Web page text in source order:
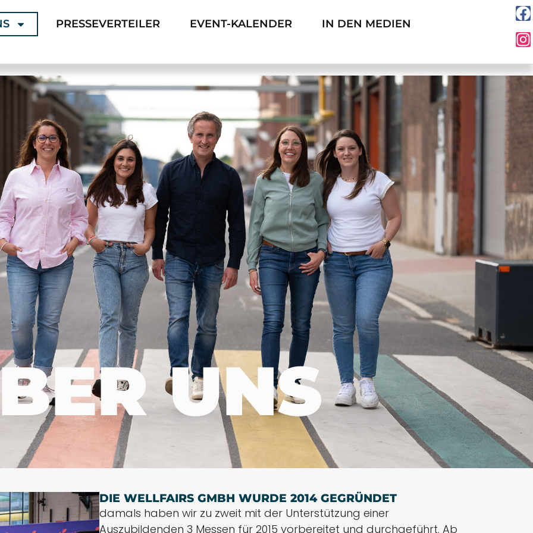
PRESSEVERTEILER EVENT-KALENDER IN DEN MEDIEN
UNS
DIE WELLFAIRS GMBH WURDE 2014 GEGRÜNDET
damals haben wir zu zweit mit der Unterstützung einer
Auszubildenden 3 Messen für 2015 vorbereitet und durchgeführt. Ab